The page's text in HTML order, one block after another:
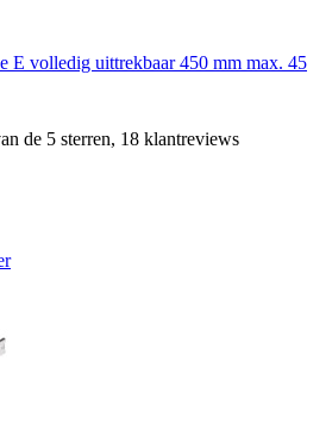
E volledig uittrekbaar 450 mm max. 45
de 5 sterren, 18 klantreviews